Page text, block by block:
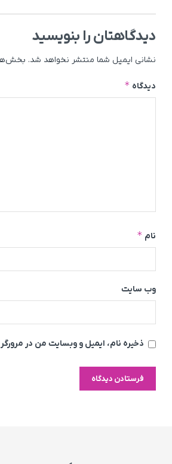
دیدگاهتان را بنویسید
نشانی ایمیل شما منتشر نخواهد شد.
دیدگاه *
نام *
وب‌ سایت
ذخیره نام، ایمیل و وبسایت من در